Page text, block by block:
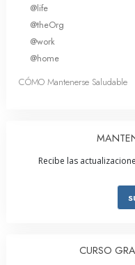
@life
@theOrg
@work
@home
CÓMO Mantenerse Saludable
Recibe las
CURSO